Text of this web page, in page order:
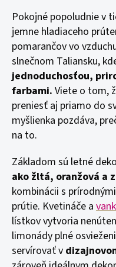
Pokojné popoludnie v
jemne hladiaceho
pomarančov vo
slnečnom Taliansku,
jednoduchosťou,
farbami. Viete o tom,
preniesť aj priamo do
myšlienka pozdáva,
na to.
Základom sú letné
ako žltá, oranžová a
kombinácii s
prútie. Kvetináče a
lístkov vytvoria
limonády plné
servírovať v